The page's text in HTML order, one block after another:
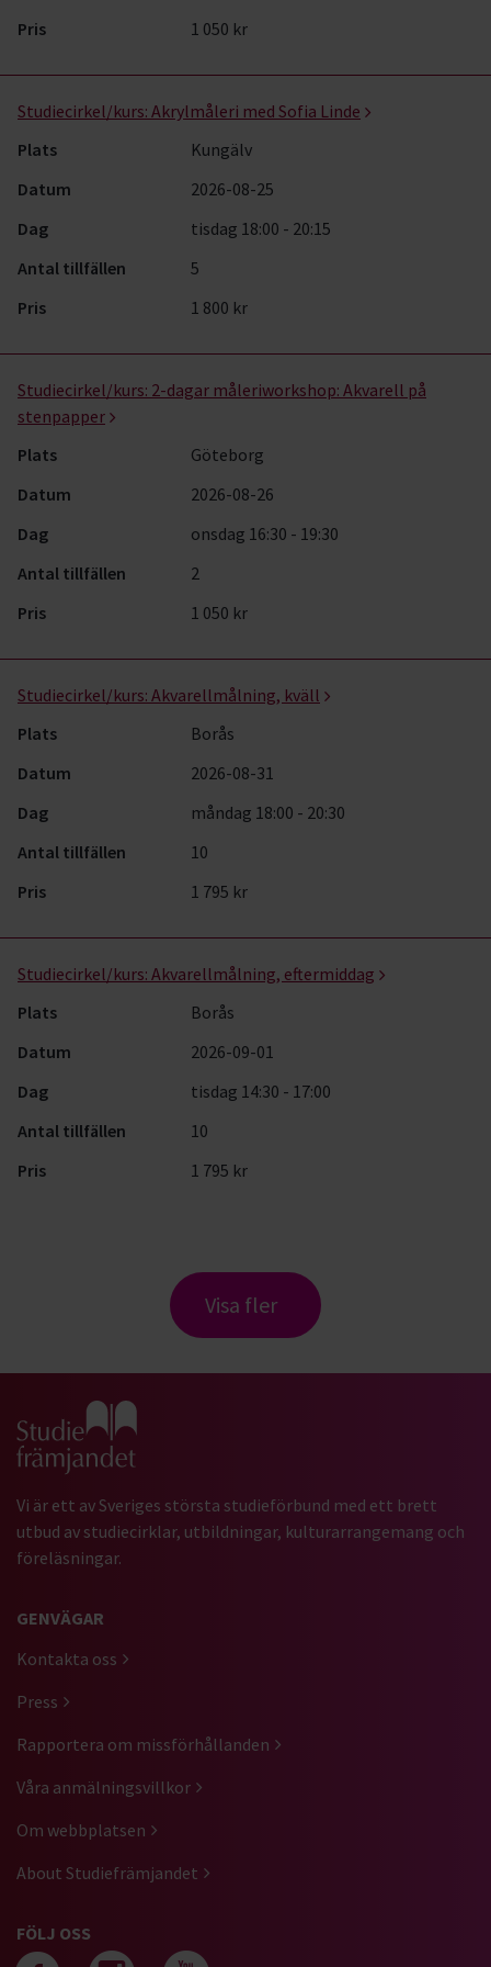
Pris
1 050 kr
Studiecirkel/kurs: Akrylmåleri med Sofia Linde
Plats
Kungälv
Datum
2026-08-25
Dag
tisdag 18:00 - 20:15
Antal tillfällen
5
Pris
1 800 kr
Studiecirkel/kurs: 2-dagar måleriworkshop: Akvarell på
stenpapper
Plats
Göteborg
Datum
2026-08-26
Dag
onsdag 16:30 - 19:30
Antal tillfällen
2
Pris
1 050 kr
Studiecirkel/kurs: Akvarellmålning, kväll
Plats
Borås
Datum
2026-08-31
Dag
måndag 18:00 - 20:30
Antal tillfällen
10
Pris
1 795 kr
Studiecirkel/kurs: Akvarellmålning, eftermiddag
Plats
Borås
Datum
2026-09-01
Dag
tisdag 14:30 - 17:00
Antal tillfällen
10
Pris
1 795 kr
Visa fler
Gå till studiefrämjandets startsida
Vi är ett av Sveriges största studieförbund med ett brett
utbud av studiecirklar, utbildningar, kulturarrangemang och
föreläsningar.
GENVÄGAR
Kontakta oss
Press
Rapportera om missförhållanden
Våra anmälningsvillkor
Om webbplatsen
About Studiefrämjandet
FÖLJ OSS